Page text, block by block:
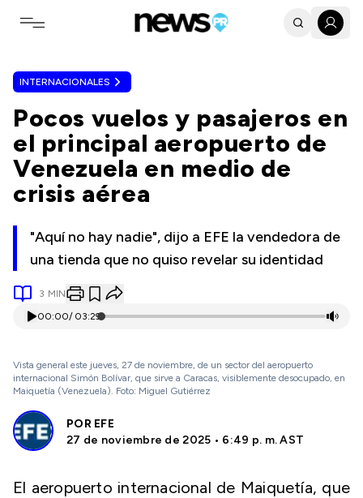
Toggle navigation menu
INTERNACIONALES
Pocos vuelos y pasajeros en
el principal aeropuerto de
Venezuela en medio de
crisis aérea
"Aquí no hay nadie", dijo a EFE la vendedora de
una tienda que no quiso revelar su identidad
3 MIN
00:00/ 03:29
Vista general este jueves, 27 de noviembre, de un sector del aeropuerto
internacional Simón Bolívar, que sirve a Caracas, visiblemente desocupado, en
Maiquetía (Venezuela). Foto: Miguel Gutiérrez
POR EFE
27 de noviembre de 2025 • 6:49 p. m. AST
El aeropuerto internacional de Maiquetía, que